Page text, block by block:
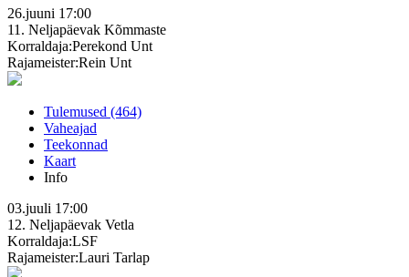
26.juuni 17:00
11. Neljapäevak Kõmmaste
Korraldaja:Perekond Unt
Rajameister:Rein Unt
Tulemused (464)
Vaheajad
Teekonnad
Kaart
Info
03.juuli 17:00
12. Neljapäevak Vetla
Korraldaja:LSF
Rajameister:Lauri Tarlap